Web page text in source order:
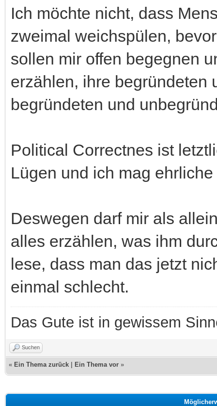
Ich möchte nicht, dass
zweimal weichspülen,
sollen mir offen begegnen
erzählen, ihre begründeten
begründeten und
Political Correctnes ist
Lügen und ich mag
Deswegen darf mir als
alles erzählen, was ihm
lese, dass man das jetzt
einmal schlecht.
Das Gute ist in gewissem
Suchen
« Ein Thema zurück Ein Thema vor »